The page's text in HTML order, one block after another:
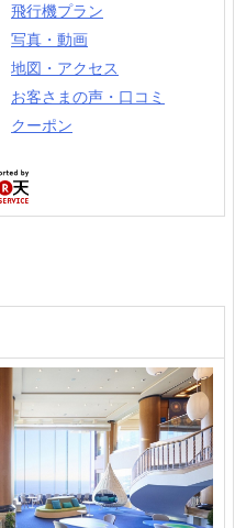
飛行機プラン
写真・動画
地図・アクセス
お客さまの声・口コミ
クーポン